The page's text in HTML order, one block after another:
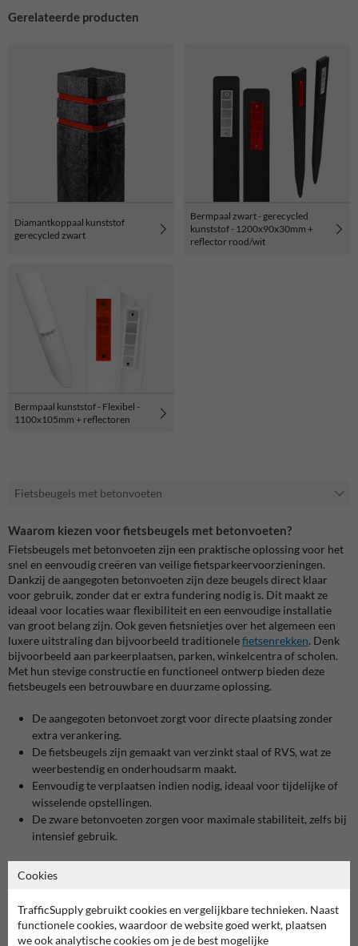
Gerelateerde producten
Diamantkoppaal kunststof
gerecycled zwart
Bermpaal zwart - gerecycled
kunststof - 1200x90x30mm +
reflector rood/wit
Bermpaal kunststof - Flexibel -
1100x105mm + reflectoren
Fietsbeugels met betonvoeten
Waarom kiezen voor fietsbeugels met betonvoeten?
Fietsbeugels met betonvoeten zijn een praktische oplossing voor het
snel en eenvoudig creëren van veilige fietsparkeervoorzieningen.
Dankzij de aangegoten betonvoeten zijn deze beugels direct klaar
voor gebruik, zonder dat er extra fundering nodig is. Dit maakt ze
ideaal voor locaties waar flexibiliteit en een eenvoudige installatie
van groot belang zijn. Ook geven fietsnietjes over het algemeen een
luxere uitstraling dan bijvoorbeeld traditionelefietsenrekken. Denk
bijvoorbeeld aan parkeerplaatsen, parken, winkelcentra of scholen.
Met hun stevige constructie en functioneel ontwerp bieden deze
fietsbeugels een betrouwbare en duurzame oplossing.
De aangegoten betonvoet zorgt voor directe plaatsing zonder
extra verankering.
De fietsbeugels zijn gemaakt van verzinkt staal of RVS, wat ze
weerbestendig en onderhoudsarm maakt.
Eenvoudig te verplaatsen indien nodig, ideaal voor tijdelijke of
wisselende opstellingen.
De zware betonvoeten zorgen voor maximale stabiliteit, zelfs bij
intensief gebruik.
voor een nette en veilige stalling van fietsen, terwijl ze tegelijkertijd
voorkomen dat voetgangerspaden worden geblokkeerd. Op scholen
Cookies
TrafficSupply gebruikt cookies en vergelijkbare technieken. Naast
functionele cookies, waardoor de website goed werkt, plaatsen
we ook analytische cookies om je de best mogelijke